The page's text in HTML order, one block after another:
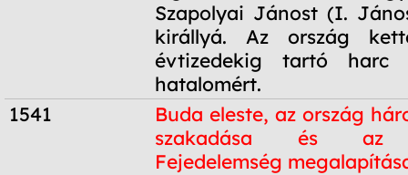
Szapolyai Jánost (I.
királlyá. Az ország
évtizedekig tartó harc
hatalomért.
1541
Buda eleste, az ország
szakadása és az
Fejedelemség